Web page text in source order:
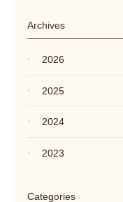
Archives
2026
2025
2024
2023
Categories